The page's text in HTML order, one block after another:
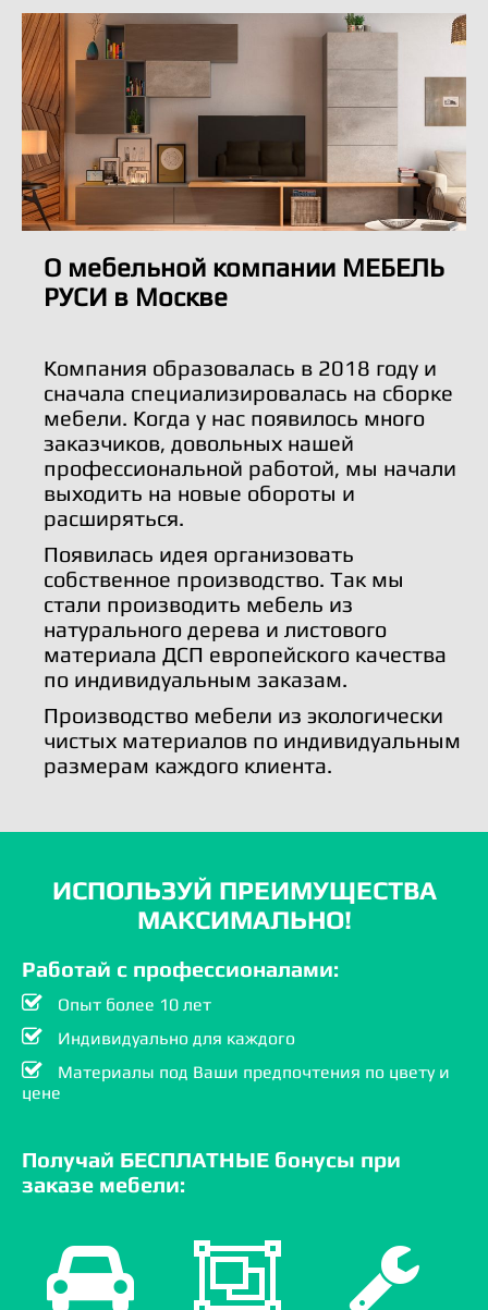
О мебельной компании МЕБЕЛЬ
РУСИ в Москве
Компания образовалась в 2018 году и
сначала специализировалась на сборке
мебели. Когда у нас появилось много
заказчиков, довольных нашей
профессиональной работой, мы начали
выходить на новые обороты и
расширяться.
Появилась идея организовать
собственное производство. Так мы
стали производить мебель из
натурального дерева и листового
материала ДСП европейского качества
по индивидуальным заказам.
Производство мебели из экологически
чистых материалов по индивидуальным
размерам каждого клиента.
ИСПОЛЬЗУЙ ПРЕИМУЩЕСТВА
МАКСИМАЛЬНО!
Работай с профессионалами:
Опыт более 10 лет
Индивидуально для каждого
Материалы под Ваши предпочтения по цвету и
цене
Получай БЕСПЛАТНЫЕ бонусы при
заказе мебели: